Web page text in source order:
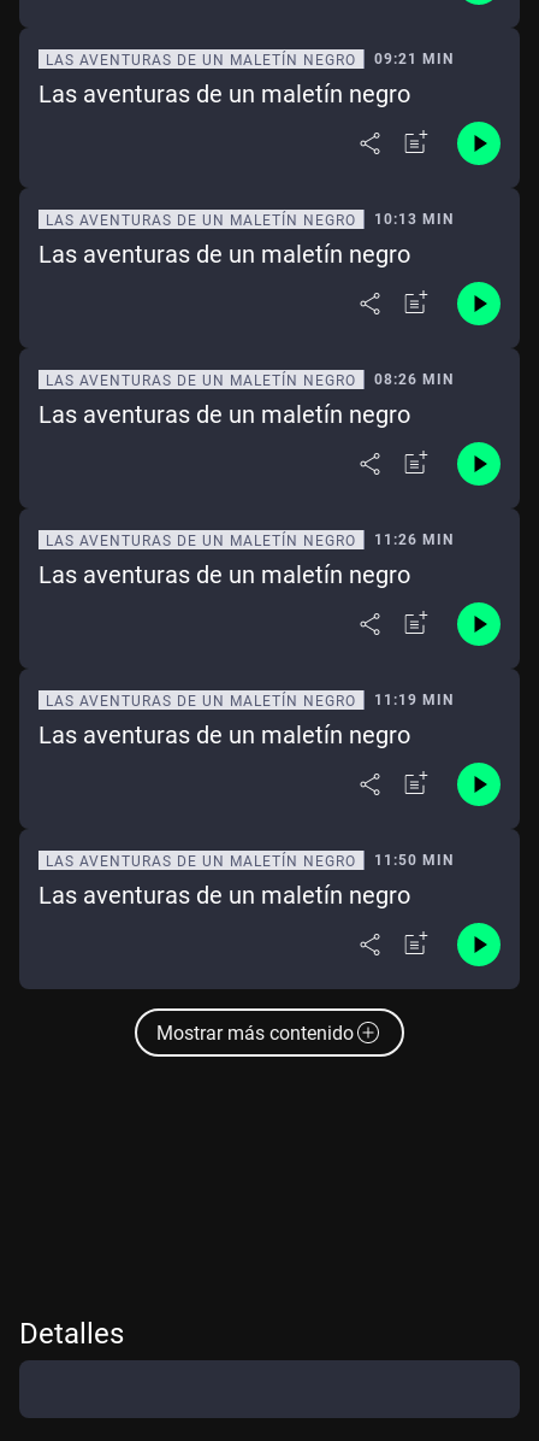
LAS AVENTURAS DE UN MALETÍN NEGRO 09:21 MIN
Las aventuras de un maletín negro
LAS AVENTURAS DE UN MALETÍN NEGRO 10:13 MIN
Las aventuras de un maletín negro
LAS AVENTURAS DE UN MALETÍN NEGRO 08:26 MIN
Las aventuras de un maletín negro
LAS AVENTURAS DE UN MALETÍN NEGRO 11:26 MIN
Las aventuras de un maletín negro
LAS AVENTURAS DE UN MALETÍN NEGRO 11:19 MIN
Las aventuras de un maletín negro
LAS AVENTURAS DE UN MALETÍN NEGRO 11:50 MIN
Las aventuras de un maletín negro
Mostrar más contenido
Detalles